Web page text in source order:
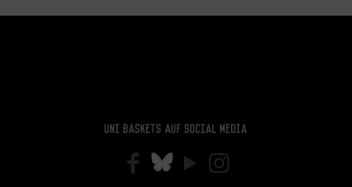
Uni Baskets auf Social Media